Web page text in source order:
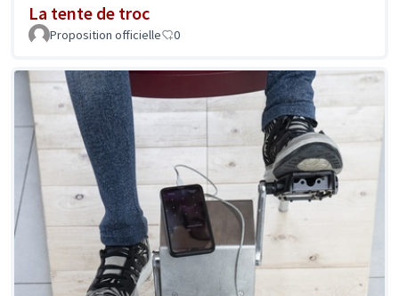
La tente de troc
Proposition officielle 0